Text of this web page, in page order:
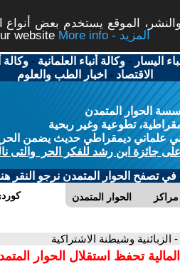
الموقع يستخدم بعض
website
More info - المزيد
اليسار -وكالة أنباء العلمانية -وكالة
الاقتصاد - اخبار الطب والعلوم
الحوار المتمدن
تطوعية وغير ربحية
ديمقراطي حديث يضمن الحرية
جائزة ابن رشد للفكر الحر والتى
في تصفح الحوار المتمدن نرجو النقر
الحوار المتمدن مراكز
- الزبائنية وشيطنة الاشتراكية
تحفظ استقلال الحوار